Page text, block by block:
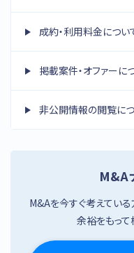
成約・利用料金につい
掲載案件・オファーに
非公開情報の閲覧に
M&A
M&Aを今すぐ考えてい
余裕をもって